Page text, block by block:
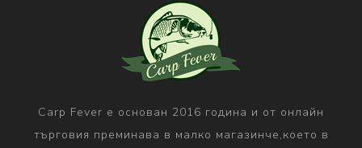
Carp Fever е основан 2016 година и от онлайн
търговия преминава в малко магазинче,което в